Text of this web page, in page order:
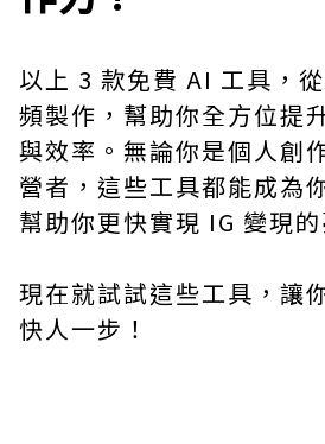
以上 3 款免費 AI 工具，
頻製作，幫助你全方位提
與效率。無論你是個人創
營者，這些工具都能成為
幫助你更快實現 IG 變現的
現在就試試這些工具，讓
快人一步！